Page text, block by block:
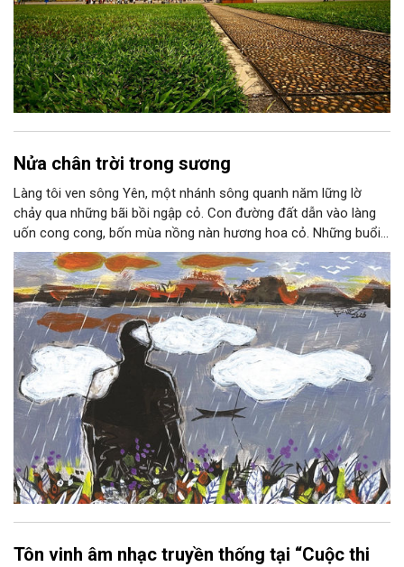
Nửa chân trời trong sương
Làng tôi ven sông Yên, một nhánh sông quanh năm lững lờ
chảy qua những bãi bồi ngập cỏ. Con đường đất dẫn vào làng
uốn cong cong, bốn mùa nồng nàn hương hoa cỏ. Những buổi
hoàng hôn, khi nắng đã dịu xuống phía cuối sông, đám hoa tím
lại thẫm màu như có ai vừa rắc lên một lớp khói.
Tôn vinh âm nhạc truyền thống tại “Cuộc thi